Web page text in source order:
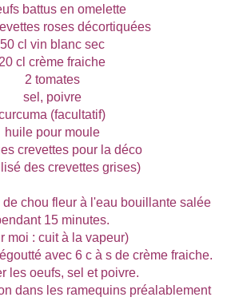
battus en omelette
roses décortiquées
50 cl vin blanc sec
20 cl crème fraiche
2 tomates
sel, poivre
(facultatif)
huile pour moule
crevettes pour la déco
des crevettes grises)
chou fleur à l'eau bouillante salée
15 minutes.
moi : cuit à la vapeur)
avec 6 c à s de crème fraiche.
les oeufs, sel et poivre.
dans les ramequins préalablement